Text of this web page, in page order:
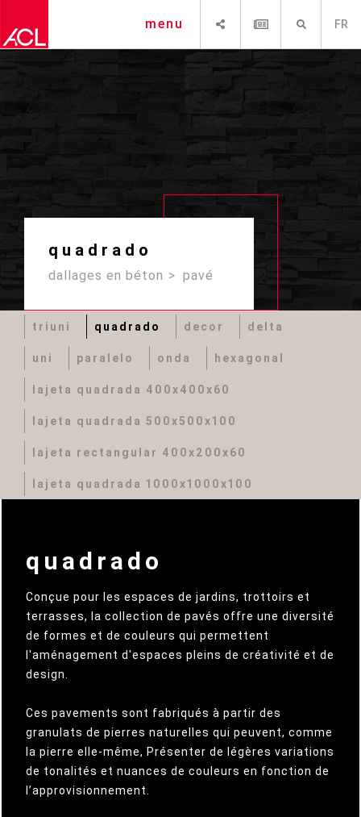
FR
menu
quadrado
dallages en béton pavé
triuni quadrado decor delta
uni paralelo onda hexagonal
lajeta quadrada 400x400x60
lajeta quadrada 500x500x100
lajeta rectangular 400x200x60
lajeta quadrada 1000x1000x100
quadrado
Conçue pour les espaces de jardins, trottoirs et
terrasses, la collection de pavés offre une diversité
de formes et de couleurs qui permettent
l'aménagement d'espaces pleins de créativité et de
design.
Ces pavements sont fabriqués à partir des
granulats de pierres naturelles qui peuvent, comme
la pierre elle-même, Présenter de légères variations
de tonalités et nuances de couleurs en fonction de
l’approvisionnement.